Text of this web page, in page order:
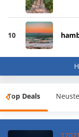
10
Top Deals